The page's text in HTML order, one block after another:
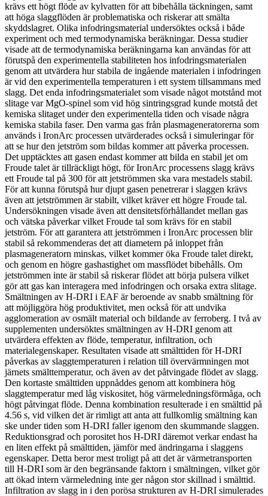
krävs ett högt flöde av kylvatten för att bibehålla täckningen, samt
att höga slaggflöden är problematiska och riskerar att smälta
skyddslagret. Olika infodringsmaterial undersöktes också i både
experiment och med termodynamiska beräkningar. Dessa studier
visade att de termodynamiska beräkningarna kan användas för att
förutspå den experimentella stabiliteten hos infodringsmaterialen
genom att utvärdera hur stabila de ingående materialen i infodringen
är vid den experimentella temperaturen i ett system tillsammans med
slagg. Det enda infodringsmaterialet som visade något motstånd mot
slitage var MgO-spinel som vid hög sintringsgrad kunde motstå det
kemiska slitaget under den experimentella tiden och visade några
kemiska stabila faser. Den varma gas från plasmageneratorerna som
används i IronArc processen utvärderades också i simuleringar för
att se hur den jetström som bildas kommer att påverka processen.
Det upptäcktes att gasen endast kommer att bilda en stabil jet om
Froude talet är tillräckligt högt, för IronArc processens slagg krävs
ett Froude tal på 300 för att jetströmmen ska vara mestadels stabil.
För att kunna förutspå hur djupt gasen penetrerar i slaggen krävs
även att jetströmmen är stabilt, vilket kräver ett högre Froude tal.
Undersökningen visade även att densitetsförhållandet mellan gas
och vätska påverkar vilket Froude tal som krävs för en stabil
jetström. För att garantera att jetströmmen i IronArc processen blir
stabil så rekommenderas det att diametern på inloppet från
plasmageneratorn minskas, vilket kommer öka Froude talet direkt,
och genom en högre gashastighet om massflödet bibehålls. Om
jetströmmen inte är stabil så riskerar flödet att börja pulsera vilket
gör att gas kan interagera med infodringen och orsaka extra slitage.
Smältningen av H-DRI i EAF är beroende av snabb smältning för
att möjliggöra hög produktivitet, men också för att undvika
agglomeration av osmält material och bildande av ferroberg. I två av
supplementen undersöktes smältningen av H-DRI genom att
utvärdera effekten av flöde, temperatur, infiltration, och
materialegenskaper. Resultaten visade att smälttiden för H-DRI
påverkas av slaggtemperaturen i relation till övervärmningen mot
järnets smälttemperatur, och även av det påtvingade flödet av slagg.
Den kortaste smälttiden uppnåddes genom att kombinera hög
slaggtemperatur med låg viskositet, hög värmeledningsförmåga, och
högt påtvingat flöde. Denna kombination resulterade i en smälttid på
4.56 s, vid vilken det är rimligt att anta att fullkomlig smältning kan
ske under tiden som H-DRI faller igenom den skummande slaggen.
Reduktionsgrad och porositet hos H-DRI däremot verkar endast ha
en liten effekt på smälttiden, jämför med ändringarna i slaggens
egenskaper. Detta beror mest troligt på att det är värmetransporten
till H-DRI som är den begränsande faktorn i smältningen, vilket gör
att ökad intern värmeledning inte ger någon stor skillnad i smälttid.
Infiltration av slagg in i den porösa strukturen av H-DRI simulerades